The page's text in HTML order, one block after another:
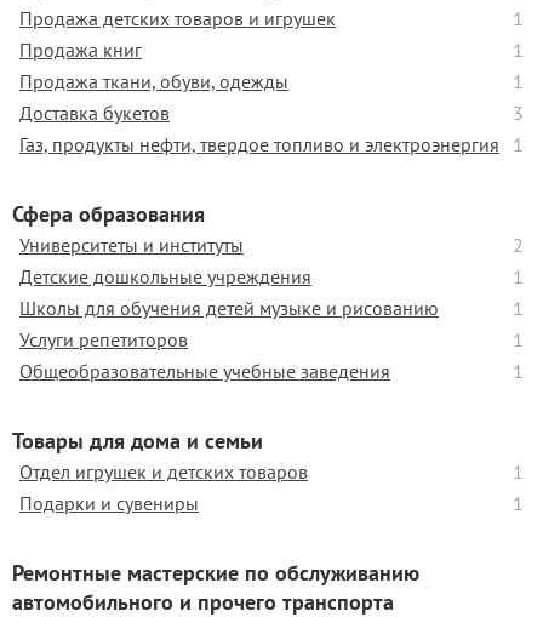
1
Продажа детских товаров и игрушек
1
Продажа книг
1
Продажа ткани, обуви, одежды
3
Доставка букетов
1
Газ, продукты нефти, твердое топливо и электроэнергия
Сфера образования
2
Университеты и институты
1
Детские дошкольные учреждения
1
Школы для обучения детей музыке и рисованию
1
Услуги репетиторов
1
Общеобразовательные учебные заведения
Товары для дома и семьи
1
Отдел игрушек и детских товаров
1
Подарки и сувениры
Ремонтные мастерские по обслуживанию
автомобильного и прочего транспорта